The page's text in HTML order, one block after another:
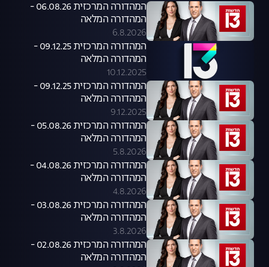
המהדורה המרכזית 06.08.26 -
המהדורה המלאה
6.8.2026
המהדורה המרכזית 09.12.25 -
המהדורה המלאה
10.12.2025
המהדורה המרכזית 09.12.25 -
המהדורה המלאה
9.12.2025
המהדורה המרכזית 05.08.26 -
המהדורה המלאה
5.8.2026
המהדורה המרכזית 04.08.26 -
המהדורה המלאה
4.8.2026
המהדורה המרכזית 03.08.26 -
המהדורה המלאה
3.8.2026
המהדורה המרכזית 02.08.26 -
המהדורה המלאה